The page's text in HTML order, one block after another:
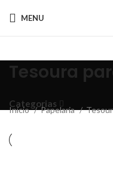
MENU
Tesoura
Categorias
Início Papelaria